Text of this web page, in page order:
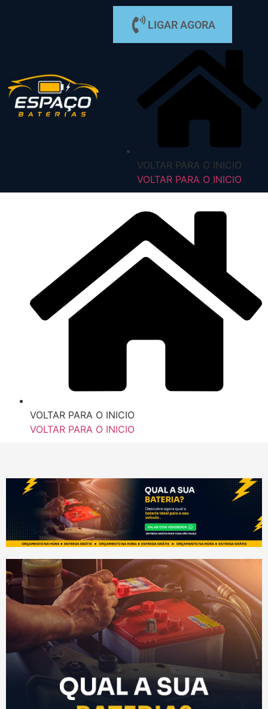
LIGAR AGORA
VOLTAR PARA O INICIO
VOLTAR PARA O INICIO
VOLTAR PARA O INICIO
VOLTAR PARA O INICIO